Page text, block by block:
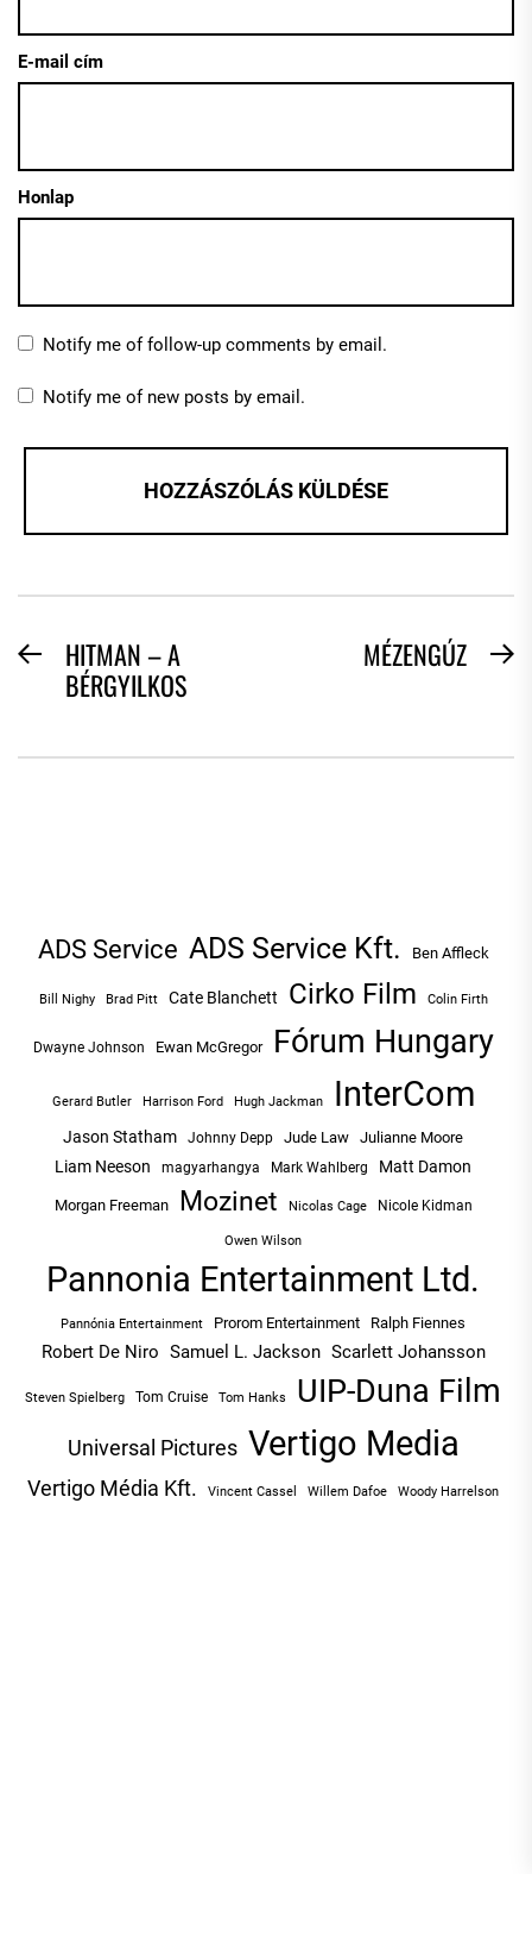
E-mail cím
Honlap
Notify me of follow-up comments by email.
Notify me of new posts by email.
BEJEGYZÉS
NAVIGÁCIÓ
PreviousHITMAN – A
BÉRGYILKOS
MÉZENGÚZ
ADS Service ADS Service Kft. Ben Affleck
Bill Nighy Brad Pitt Cate Blanchett Cirko Film Colin Firth
Dwayne Johnson Ewan McGregor Fórum Hungary
Gerard Butler Harrison Ford Hugh Jackman InterCom
Jason Statham Johnny Depp Jude Law Julianne Moore
Liam Neeson magyarhangya Mark Wahlberg Matt Damon
Morgan Freeman Mozinet Nicolas Cage Nicole Kidman
Owen Wilson
Pannonia Entertainment Ltd.
Pannónia Entertainment Prorom Entertainment Ralph Fiennes
Robert De Niro Samuel L. Jackson Scarlett Johansson
Steven Spielberg Tom Cruise Tom Hanks UIP-Duna Film
Universal Pictures Vertigo Media
Vertigo Média Kft. Vincent Cassel Willem Dafoe Woody Harrelson